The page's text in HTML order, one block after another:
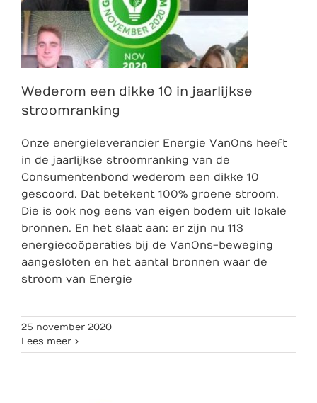
Wederom een dikke 10 in jaarlijkse
stroomranking
Onze energieleverancier Energie VanOns heeft
in de jaarlijkse stroomranking van de
Consumentenbond wederom een dikke 10
gescoord. Dat betekent 100% groene stroom.
Die is ook nog eens van eigen bodem uit lokale
bronnen. En het slaat aan: er zijn nu 113
energiecoöperaties bij de VanOns-beweging
aangesloten en het aantal bronnen waar de
stroom van Energie
25 november 2020
Lees meer